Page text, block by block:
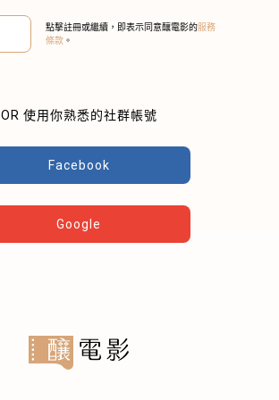
點擊註冊或繼續，即表示同意釀電影的服務
條款 。
OR 使用你熟悉的社群帳號
Facebook
Google